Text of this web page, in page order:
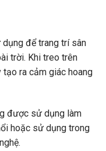
để trang trí sân
trời. Khi treo trên
tạo ra cảm giác hoang
được sử dụng làm
hoặc sử dụng trong